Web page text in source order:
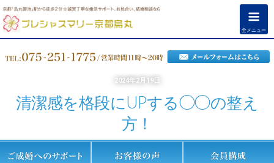
全メニュー
2024年2月19日
清潔感を格段にUPする◯◯の整え
方！